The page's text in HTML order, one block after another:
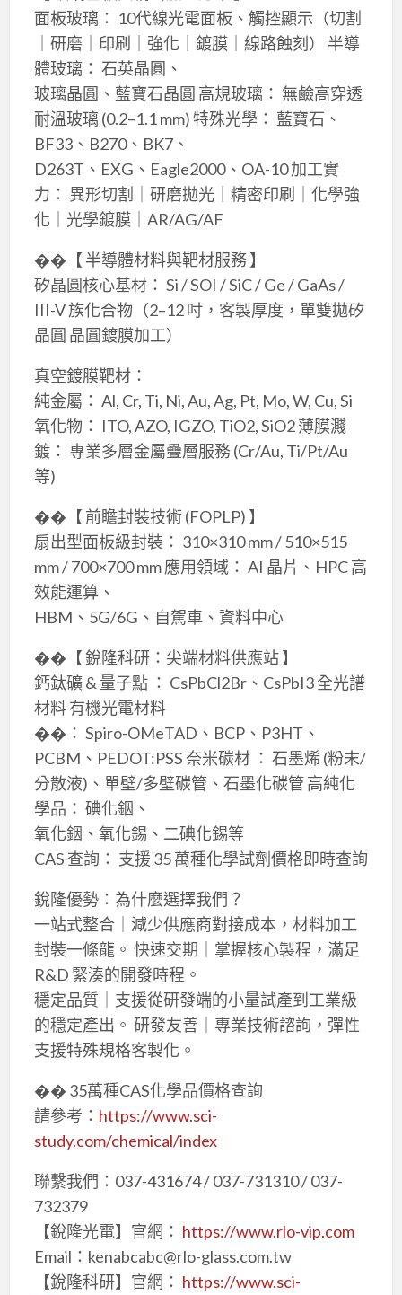
面板玻璃： 10代線光電面板、觸控顯示（切割
｜研磨｜印刷｜強化｜鍍膜｜線路蝕刻） 半導
體玻璃： 石英晶圓、
玻璃晶圓、藍寶石晶圓 高規玻璃： 無鹼高穿透
耐溫玻璃 (0.2–1.1 mm) 特殊光學： 藍寶石、
BF33、B270、BK7、
D263T、EXG、Eagle2000、OA-10 加工實
力： 異形切割｜研磨拋光｜精密印刷｜化學強
化｜光學鍍膜｜AR/AG/AF
��【 半導體材料與靶材服務 】
矽晶圓核心基材： Si / SOI / SiC / Ge / GaAs /
III-V 族化合物（2–12 吋，客製厚度，單雙拋矽
晶圓 晶圓鍍膜加工）
真空鍍膜靶材：
純金屬： Al, Cr, Ti, Ni, Au, Ag, Pt, Mo, W, Cu, Si
氧化物： ITO, AZO, IGZO, TiO2, SiO2 薄膜濺
鍍： 專業多層金屬疊層服務 (Cr/Au, Ti/Pt/Au
等)
��【 前瞻封裝技術 (FOPLP) 】
扇出型面板級封裝： 310×310 mm / 510×515
mm / 700×700 mm 應用領域： AI 晶片、HPC 高
效能運算、
HBM、5G/6G、自駕車、資料中心
��【 銳隆科研：尖端材料供應站 】
鈣鈦礦 & 量子點 ： CsPbCl2Br、CsPbI3 全光譜
材料 有機光電材料
��： Spiro-OMeTAD、BCP、P3HT、
PCBM、PEDOT:PSS 奈米碳材 ️： 石墨烯 (粉末/
分散液)、單壁/多壁碳管、石墨化碳管 高純化
學品： 碘化銦、
氧化銦、氧化錫、二碘化錫等
CAS 查詢： 支援 35 萬種化學試劑價格即時查詢
銳隆優勢：為什麼選擇我們？
一站式整合｜減少供應商對接成本，材料加工
封裝一條龍。 快速交期｜掌握核心製程，滿足
R&D 緊湊的開發時程。
穩定品質｜支援從研發端的小量試產到工業級
的穩定產出。 研發友善｜專業技術諮詢，彈性
支援特殊規格客製化。
�� 35萬種CAS化學品價格查詢
請參考： https://www.sci-
study.com/chemical/index
聯繫我們：037-431674 / 037-731310 / 037-
732379
【銳隆光電】官網： https://www.rlo-vip.com
Email：kenabcabc@rlo-glass.com.tw
【銳隆科研】官網： https://www.sci-